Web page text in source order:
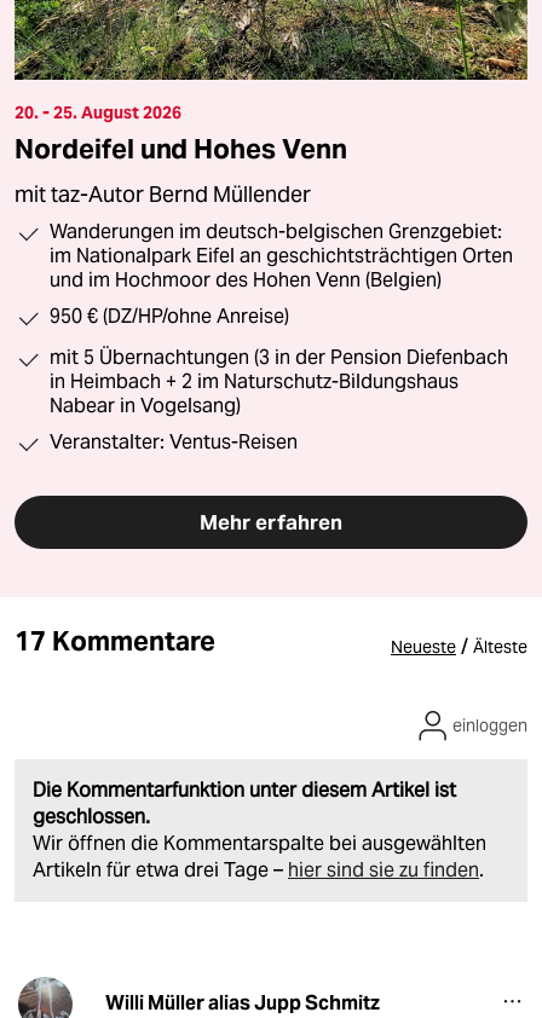
20. - 25. August 2026
Nordeifel und Hohes Venn
mit taz-Autor Bernd Müllender
Wanderungen im deutsch-belgischen Grenzgebiet:
im Nationalpark Eifel an geschichtsträchtigen Orten
und im Hochmoor des Hohen Venn (Belgien)
950 € (DZ/HP/ohne Anreise)
mit 5 Übernachtungen (3 in der Pension Diefenbach
in Heimbach + 2 im Naturschutz-Bildungshaus
Nabear in Vogelsang)
Veranstalter: Ventus-Reisen
Mehr erfahren
17 Kommentare Neueste / Älteste
Die Kommentarfunktion unter diesem Artikel ist
geschlossen.
Wir öffnen die Kommentarspalte bei ausgewählten
Artikeln für etwa drei Tage – hier sind sie zu finden.
einloggen
Willi Müller alias Jupp Schmitz